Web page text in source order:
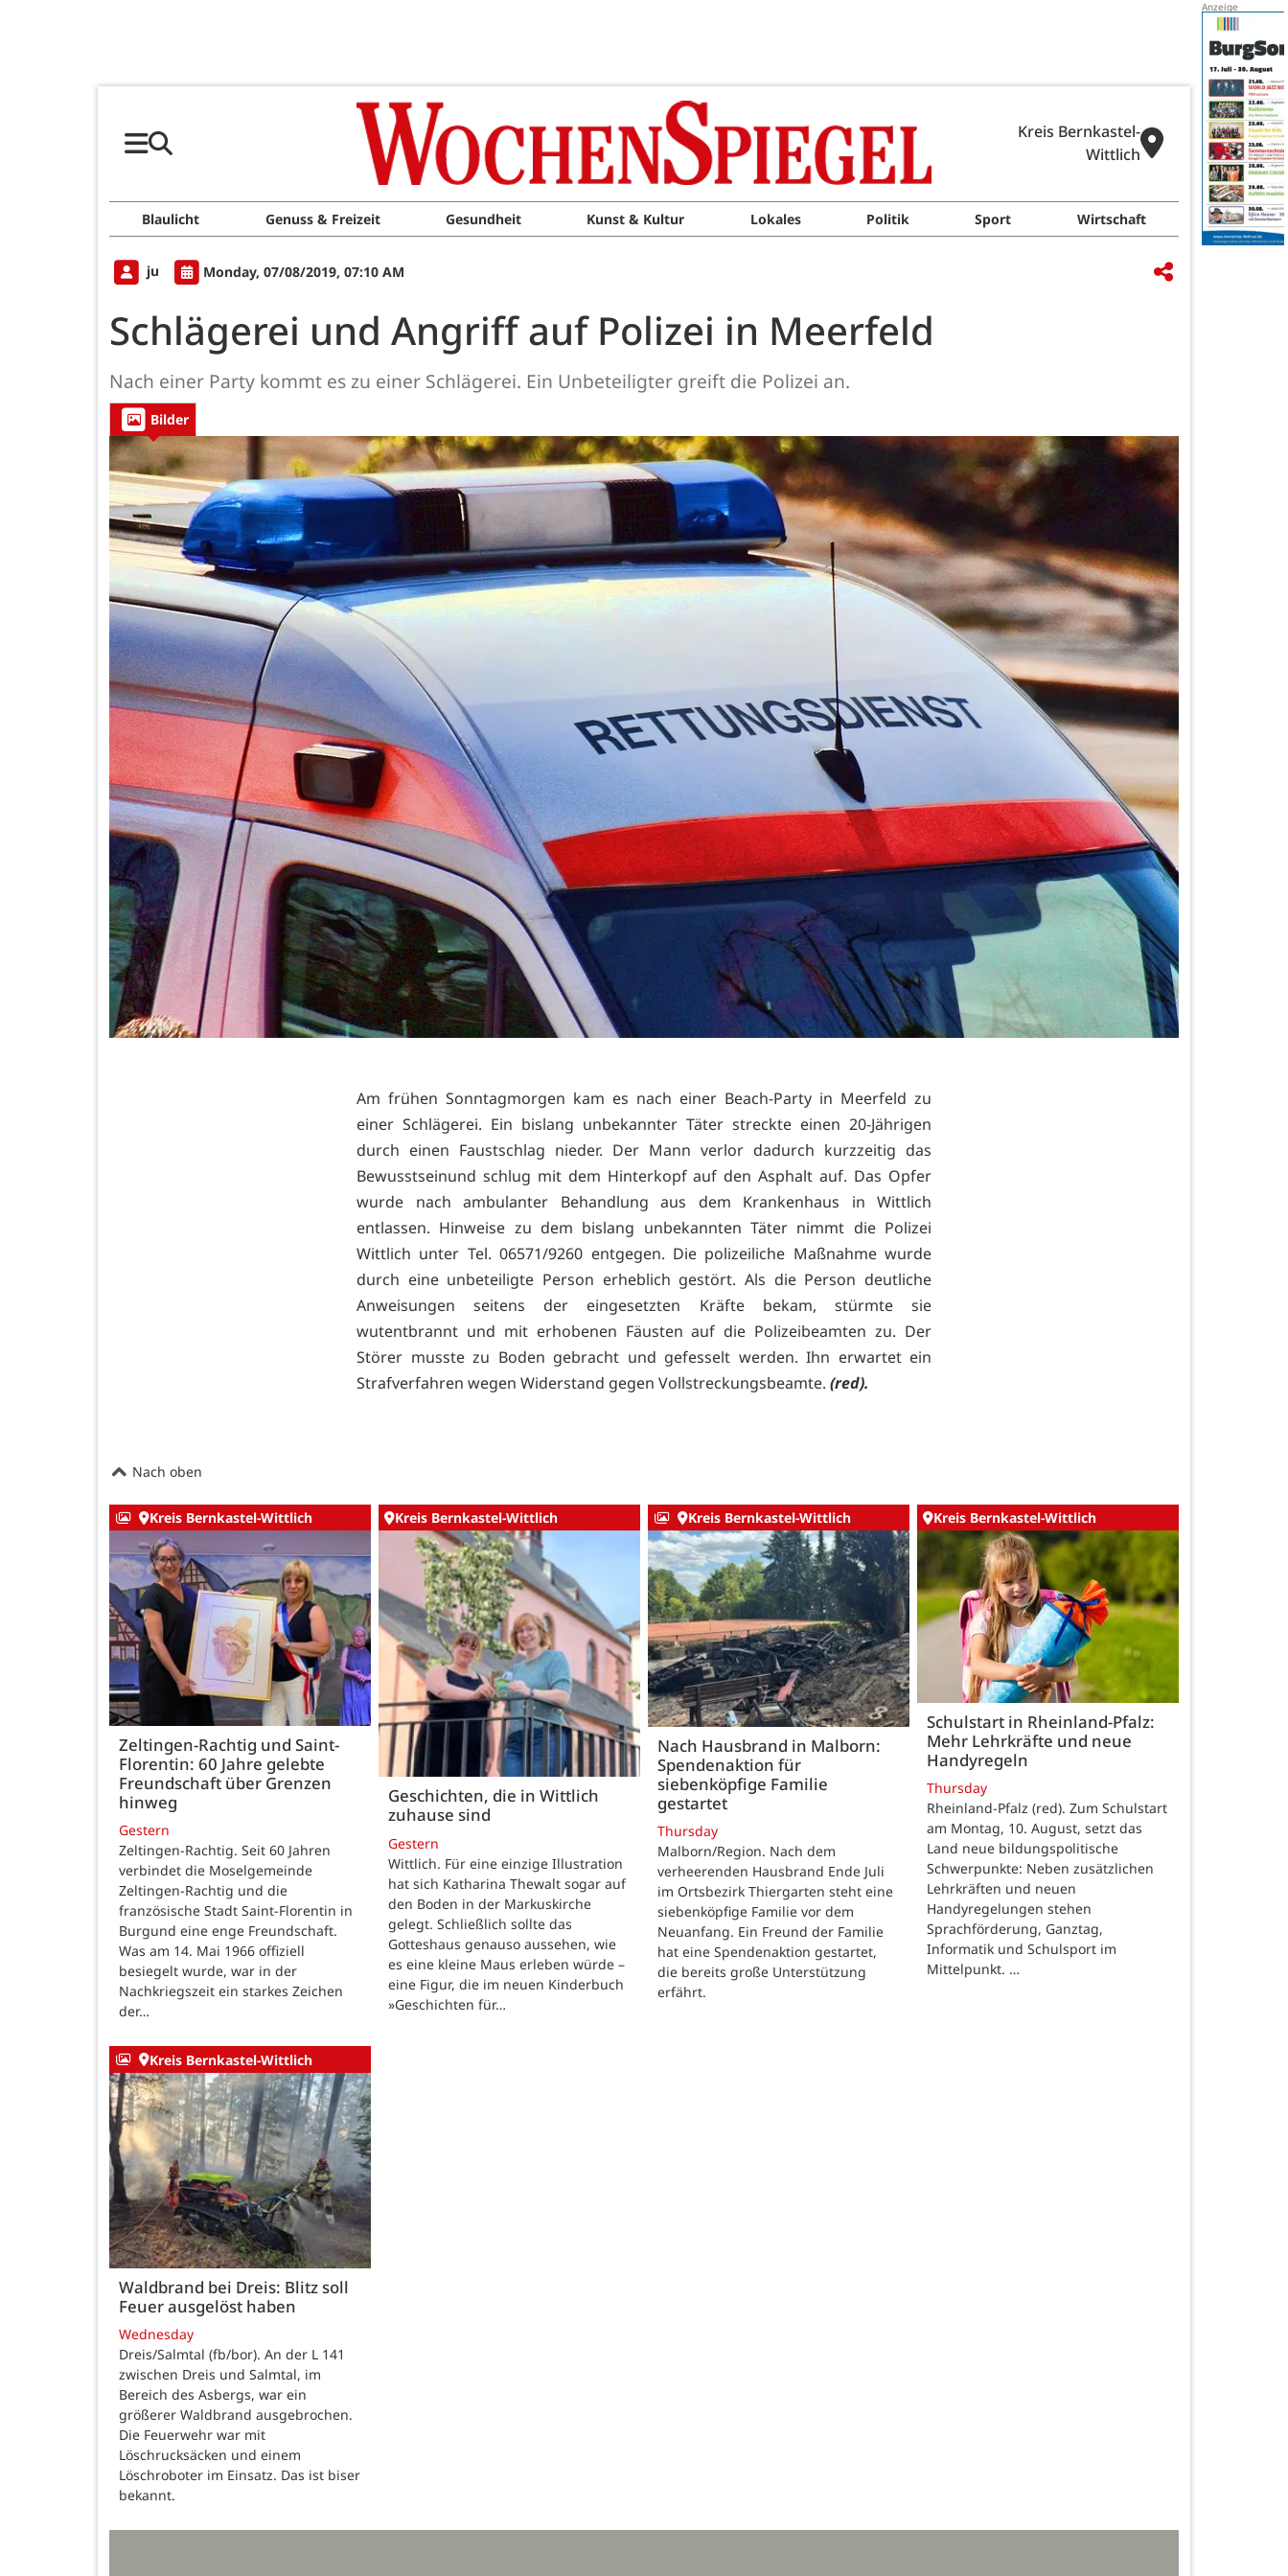
Kreis Bernkastel-
Wittlich
Blaulicht Genuss & Freizeit Gesundheit Kunst & Kultur Lokales Politik Sport Wirtschaft
ju Monday, 07/08/2019, 07:10 AM
Schlägerei und Angriff auf Polizei in Meerfeld
Nach einer Party kommt es zu einer Schlägerei. Ein Unbeteiligter greift die Polizei an.
Bilder
Am frühen Sonntagmorgen kam es nach einer Beach-Party in Meerfeld zu
einer Schlägerei. Ein bislang unbekannter Täter streckte einen 20-Jährigen
durch einen Faustschlag nieder. Der Mann verlor dadurch kurzzeitig das
Bewusstseinund schlug mit dem Hinterkopf auf den Asphalt auf. Das Opfer
wurde nach ambulanter Behandlung aus dem Krankenhaus in Wittlich
entlassen. Hinweise zu dem bislang unbekannten Täter nimmt die Polizei
Wittlich unter Tel. 06571/9260 entgegen. Die polizeiliche Maßnahme wurde
durch eine unbeteiligte Person erheblich gestört. Als die Person deutliche
Anweisungen seitens der eingesetzten Kräfte bekam, stürmte sie
wutentbrannt und mit erhobenen Fäusten auf die Polizeibeamten zu. Der
Störer musste zu Boden gebracht und gefesselt werden. Ihn erwartet ein
Strafverfahren wegen Widerstand gegen Vollstreckungsbeamte. (red).
Nach oben
Kreis Bernkastel-Wittlich
Zeltingen-Rachtig und Saint-
Florentin: 60 Jahre gelebte
Freundschaft über Grenzen
hinweg
Gestern
Zeltingen-Rachtig. Seit 60 Jahren
verbindet die Moselgemeinde
Zeltingen-Rachtig und die
französische Stadt Saint-Florentin in
Burgund eine enge Freundschaft.
Was am 14. Mai 1966 offiziell
besiegelt wurde, war in der
Nachkriegszeit ein starkes Zeichen
der…
Kreis Bernkastel-Wittlich
Geschichten, die in Wittlich
zuhause sind
Gestern
Wittlich. Für eine einzige Illustration
hat sich Katharina Thewalt sogar auf
den Boden in der Markuskirche
gelegt. Schließlich sollte das
Gotteshaus genauso aussehen, wie
es eine kleine Maus erleben würde –
eine Figur, die im neuen Kinderbuch
»Geschichten für…
Kreis Bernkastel-Wittlich
Nach Hausbrand in Malborn:
Spendenaktion für
siebenköpfige Familie
gestartet
Thursday
Malborn/Region. Nach dem
verheerenden Hausbrand Ende Juli
im Ortsbezirk Thiergarten steht eine
siebenköpfige Familie vor dem
Neuanfang. Ein Freund der Familie
hat eine Spendenaktion gestartet,
die bereits große Unterstützung
erfährt.
Kreis Bernkastel-Wittlich
Schulstart in Rheinland-Pfalz:
Mehr Lehrkräfte und neue
Handyregeln
Thursday
Rheinland-Pfalz (red). Zum Schulstart
am Montag, 10. August, setzt das
Land neue bildungspolitische
Schwerpunkte: Neben zusätzlichen
Lehrkräften und neuen
Handyregelungen stehen
Sprachförderung, Ganztag,
Informatik und Schulsport im
Mittelpunkt. …
Kreis Bernkastel-Wittlich
Waldbrand bei Dreis: Blitz soll
Feuer ausgelöst haben
Wednesday
Dreis/Salmtal (fb/bor). An der L 141
zwischen Dreis und Salmtal, im
Bereich des Asbergs, war ein
größerer Waldbrand ausgebrochen.
Die Feuerwehr war mit
Löschrucksäcken und einem
Löschroboter im Einsatz. Das ist biser
bekannt.